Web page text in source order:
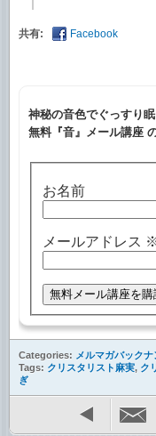
共有: Facebook
神秘の音色でぐっすり
無料『音』メール講座
お名前
メールアドレス
Categories: メルマガバックナ
Tags: クリスタリスト麻実, ク
ぎ